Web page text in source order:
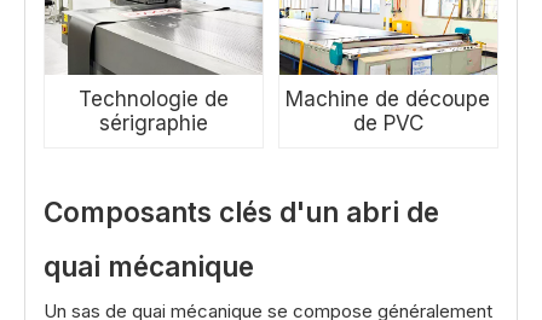
Technologie de
sérigraphie
Machine de découpe
de PVC
Composants clés d'un abri de
quai mécanique
Un sas de quai mécanique se compose généralement